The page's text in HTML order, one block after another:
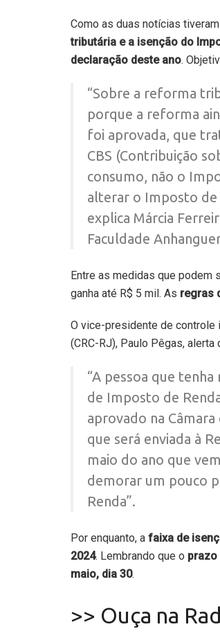
Como as duas notícias
tributária e a isenção do
declaração deste ano.
“Sobre a reforma
porque a reforma
foi aprovada, que
CBS (Contribuição
consumo, não o
alterar o Imposto de
explica Márcia
Faculdade
Entre as medidas que podem
ganha até R$ 5 mil. As regras
O vice-presidente de controle
(CRC-RJ), Paulo Pêgas,
“A pessoa que
de Imposto de
aprovado na
que será enviada à
maio do ano que
demorar um pouco
Renda”.
Por enquanto, a faixa de
2024. Lembrando que o prazo
maio, dia 30.
>> Ouça na